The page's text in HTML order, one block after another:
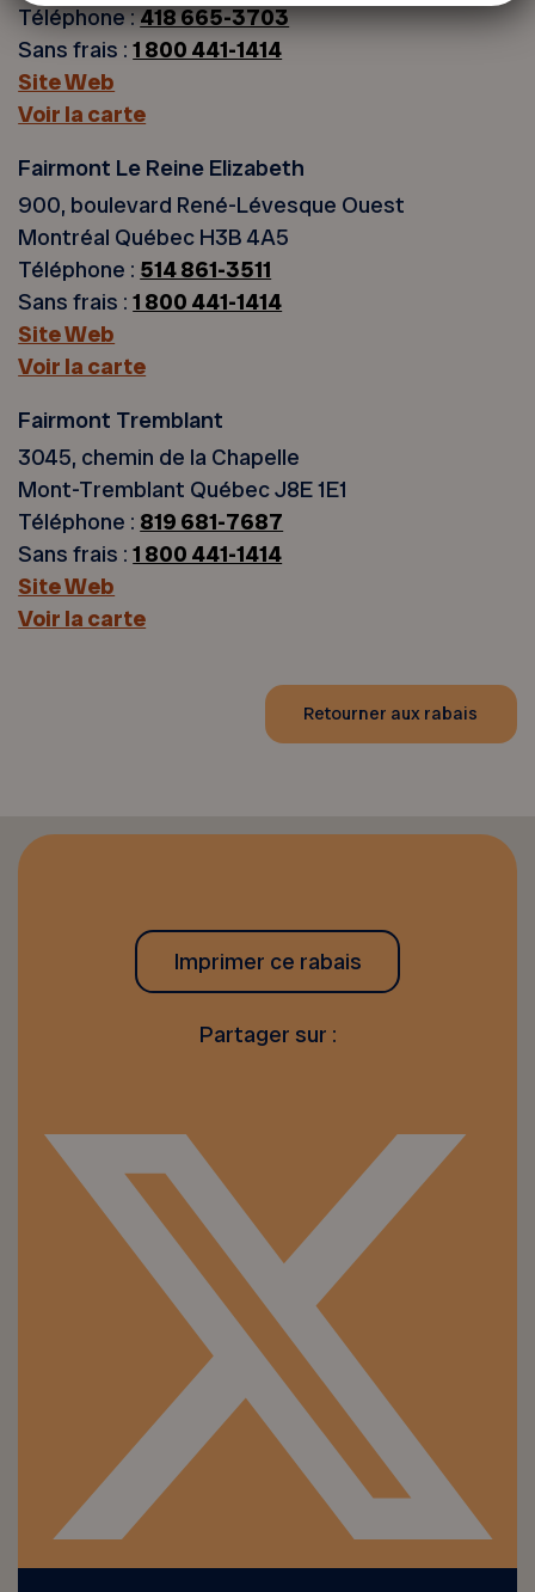
Téléphone :418 665-3703
Sans frais :1 800 441-1414
Site Web
Voir la carte
Fairmont Le Reine Elizabeth
900, boulevard René-Lévesque Ouest
Montréal Québec H3B 4A5
Téléphone : 514 861-3511
Sans frais :1 800 441-1414
Site Web
Voir la carte
Fairmont Tremblant
3045, chemin de la Chapelle
Mont-Tremblant Québec J8E 1E1
Téléphone : 819 681-7687
Sans frais :1 800 441-1414
Site Web
Voir la carte
Retourner aux rabais
Imprimer ce rabais
Partager sur :